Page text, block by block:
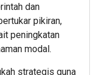
dan
pikiran,
peningkatan
modal.
strategis guna